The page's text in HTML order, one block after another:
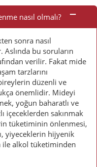
nasıl olmalı?
sonra nasıl
bu soruların
verilir. Fakat mide
tarzlarını
düzenli ve
önemlidir. Mideyi
yoğun baharatlı ve
içeceklerden sakınmak
tüketiminin önlenmesi,
yiyeceklerin hijyenik
ile alkol tüketiminden